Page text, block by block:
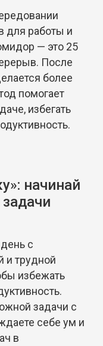
для работы и
— это 25
После
более
помогает
избегать
начинай
с
и трудной
избежать
задачи с
себе ум и
в